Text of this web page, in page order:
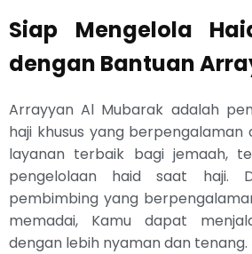
Siap Mengelola
dengan Bantuan
Arrayyan Al Mubarak adalah
haji khusus yang
layanan terbaik bagi jemaah,
pengelolaan haid saat haji.
pembimbing yang
memadai, Kamu dapat
dengan lebih nyaman dan tenang.